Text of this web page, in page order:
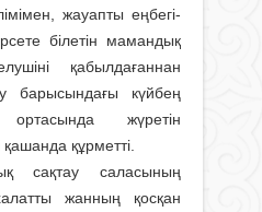
жауапты еңбегі­
бiлетiн мамандық
қабылдағаннан
барысындағы күйбең
жүретін
құрметті.
сақтау саласының
жанның қосқан